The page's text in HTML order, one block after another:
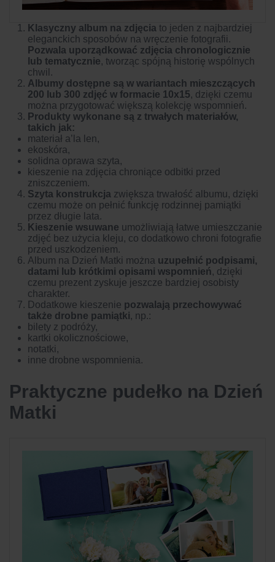
Klasyczny album na zdjęcia to jeden z najbardziej
eleganckich sposobów na wręczenie fotografii.
Pozwala uporządkować zdjęcia chronologicznie
lub tematycznie, tworząc spójną historię wspólnych
chwil.
Albumy dostępne są w wariantach mieszczących
200 lub 300 zdjęć w formacie 10x15, dzięki czemu
można przygotować większą kolekcję wspomnień.
Produkty wykonane są z trwałych materiałów,
takich jak:
materiał a’la len,
ekoskóra,
solidna oprawa szyta,
kieszenie na zdjęcia chroniące odbitki przed
zniszczeniem.
Szyta konstrukcja zwiększa trwałość albumu, dzięki
czemu może on pełnić funkcję rodzinnej pamiątki
przez długie lata.
Kieszenie wsuwane umożliwiają łatwe umieszczanie
zdjęć bez użycia kleju, co dodatkowo chroni fotografie
przed uszkodzeniem.
Album na Dzień Matki można uzupełnić podpisami,
datami lub krótkimi opisami wspomnień, dzięki
czemu prezent zyskuje jeszcze bardziej osobisty
charakter.
Dodatkowe kieszenie pozwalają przechowywać
także drobne pamiątki, np.:
bilety z podróży,
kartki okolicznościowe,
notatki,
inne drobne wspomnienia.
Praktyczne pudełko na Dzień
Matki